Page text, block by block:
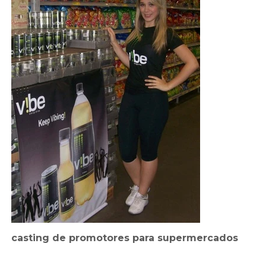
casting de promotores para supermercados